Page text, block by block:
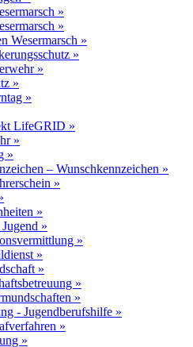
»
»
Wesermarsch »
»
»
»
»
LifeGRID »
»
»
– Wunschkennzeichen »
»
»
»
»
»
»
»
»
- Jugendberufshilfe »
»
»